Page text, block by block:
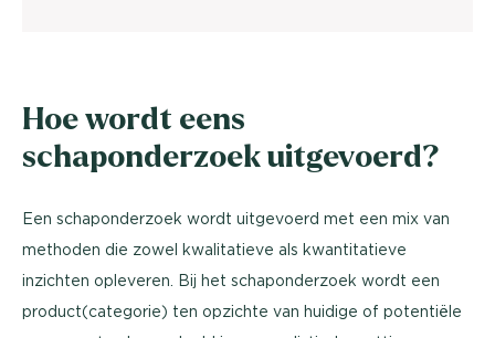
Hoe wordt eens
schaponderzoek uitgevoerd?
Een schaponderzoek wordt uitgevoerd met een mix van
methoden die zowel kwalitatieve als kwantitatieve
inzichten opleveren. Bij het schaponderzoek wordt een
product(categorie) ten opzichte van huidige of potentiële